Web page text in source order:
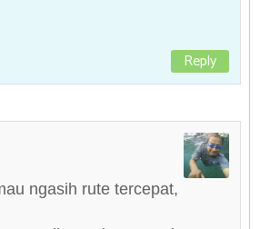
Reply
ngasih rute tercepat,